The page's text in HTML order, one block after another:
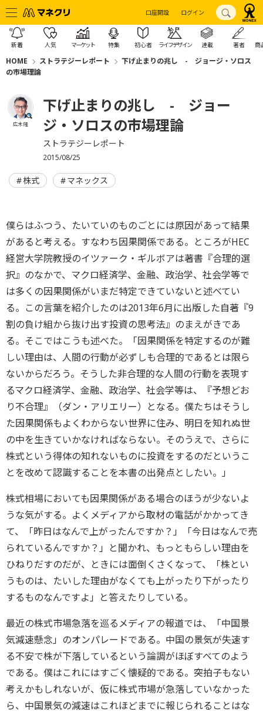
口座開設 ログイン
新着 人気 マーケット 特集 初心者 ライフデザイン 連載 著者 商
HOME ストラテジーレポート
下げ止まりの兆し - ジョージ・ソロス
の市場理論
広木 隆
下げ止まりの兆し - ジョー
ジ・ソロスの市場理論
ストラテジーレポート
2015/08/25
株式 マネックス
僕らはふつう、たいていのものごとには原因があって結果
があると考える。すなわち因果関係である。ところがHEC
経営大学院教授のイツァーク・ギルボアは著書『合理的選
択』のなかで、マクロ経済学、金融、政治学、社会学等で
は多くの因果関係がいまだ特定できていないと述べてい
る。この言葉を紹介したのは2013年6月に出版した自著『9
割の負け組から抜け出す投資の思考法』のまえがきであ
る。そこではこうも述べた。「因果関係を特定するのが難
しい理由は、人間の行動が必ずしも合理的であるとは限ら
ないからだろう。そうした非合理的な人間の行動を表現す
るマクロ経済学、金融、政治学、社会学等は、『予想どお
り不合理』（ダン・アリエリー）となる。僕たちはそうし
た因果関係もよくわからない世界に住み、明日を知れぬ世
の中を生きていかなければならない。そのうえで、さらに
株式という得体の知れないものに投資をするのだというこ
とを改めて認識することを本書の出発点としたい。」
株式相場においても因果関係がある場合のほうが少ないよ
うな気がする。よくメディアから取材の電話がかかってき
て、「昨日はなんで上がったんですか？」「今日はなんで売
られているんですか？」と聞かれ、もっともらしい理由を
ひねりだすのだが、ときには面倒くさくなって、「株とい
うものは、たいした理由がなくても上がったり下がったり
するものなんですよ」と答えたりしている。
最近の株式市場急落を巡るメディアの報道では、「中国景
気減速懸念」のオンパレードである。中国の景気が失速す
る不安で株が下落しているという論調がほぼすべてのよう
である。僕はこれにはすごく懐疑的である。突拍子もない
考えかもしれないが、仮に株式市場が急落していなかった
ら、中国景気の減速はこれほどまでに報じられることはな